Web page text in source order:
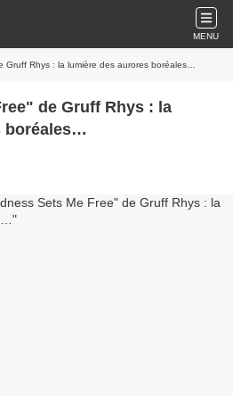
MENU
Gruff Rhys : la lumière des aurores boréales…
de Gruff Rhys : la
boréales…